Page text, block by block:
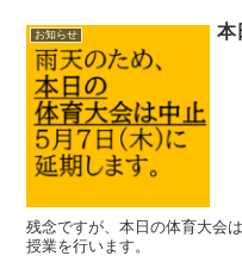
お知らせ 本
残念ですが、本日の体育大会
授業を行います。